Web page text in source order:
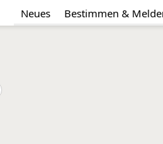
Neues Bestimmen &